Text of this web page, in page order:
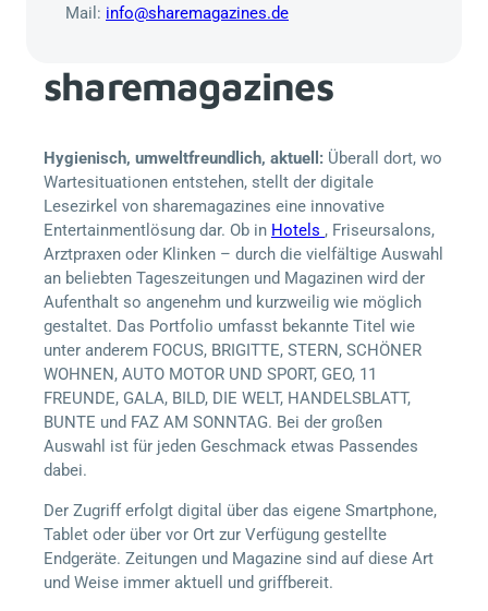
Mail: info@sharemagazines.de
sharemagazines
Hygienisch, umweltfreundlich, aktuell: Überall dort, wo
Wartesituationen entstehen, stellt der digitale
Lesezirkel von sharemagazines eine innovative
Entertainmentlösung dar. Ob in Hotels , Friseursalons,
Arztpraxen oder Klinken – durch die vielfältige Auswahl
an beliebten Tageszeitungen und Magazinen wird der
Aufenthalt so angenehm und kurzweilig wie möglich
gestaltet. Das Portfolio umfasst bekannte Titel wie
unter anderem FOCUS, BRIGITTE, STERN, SCHÖNER
WOHNEN, AUTO MOTOR UND SPORT, GEO, 11
FREUNDE, GALA, BILD, DIE WELT, HANDELSBLATT,
BUNTE und FAZ AM SONNTAG. Bei der großen
Auswahl ist für jeden Geschmack etwas Passendes
dabei.
Der Zugriff erfolgt digital über das eigene Smartphone,
Tablet oder über vor Ort zur Verfügung gestellte
Endgeräte. Zeitungen und Magazine sind auf diese Art
und Weise immer aktuell und griffbereit.